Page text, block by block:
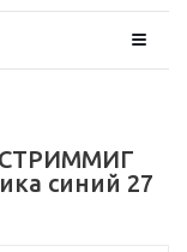
СТРИММИГ
синий 27